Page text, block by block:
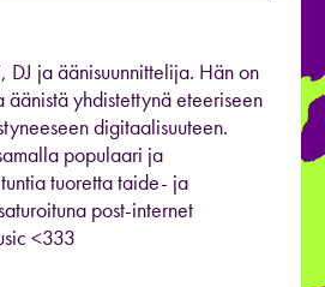
DJ ja äänisuunnittelija. Hän on
äänistä yhdistettynä eteeriseen
digitaalisuuteen.
populaari ja
tuoretta taide- ja
post-internet
<333